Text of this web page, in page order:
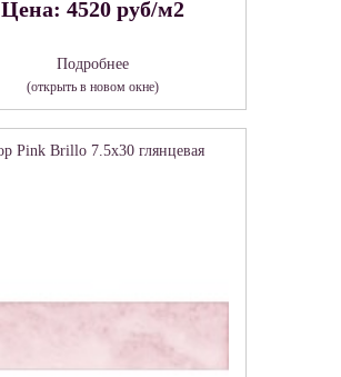
Цена: 4520 руб/м2
Подробнее
(открыть в новом окне)
Pink Brillo 7.5х30 глянцевая